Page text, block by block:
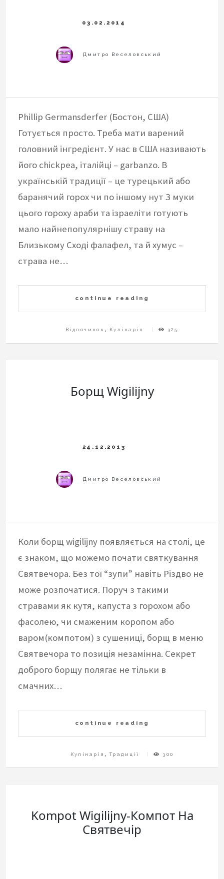
Phillip Germansderfer (Бостон, США)
Готується просто. Треба мати варений
головний інгредієнт. У нас в США називають
його chickpea, італійці – garbanzo. В
українській традиції – це турецький або
баранячий горох чи по іншому нут З муки
цього гороху араби та ізраеліти готують
мало найнепопулярнішу страву на
Близькому Сході фалафел, та й хумус –
страва не…
continue reading
Відпочинок , Кулінарія 325
Борщ Wigilijny
Коли борщ wigilijny появляється на столі, це
є знаком, що можемо почати святкування
Святвечора. Без тої “зупи” навіть Різдво не
може розпочатися. Поруч з такими
стравами як кутя, капуста з горохом або
фасолею, чи смаженим коропом або
варом(компотом) з сушениці, борщ в меню
Святвечора то позиція незамінна. Секрет
доброго борщу полягає не тільки в
смачних…
continue reading
Кулінарія ,Традиції 300
Kompot Wigilijny-Компот На
Святвечір